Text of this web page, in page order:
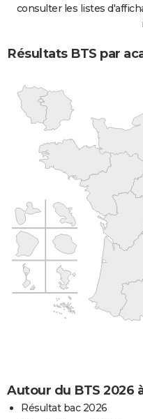
consulter les listes
Résultats BTS par
Autour du BTS 2026
Résultat bac 2026